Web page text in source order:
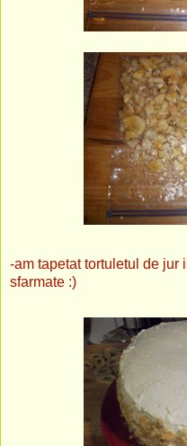
-am tapetat tortuletul de jur
sfarmate :)